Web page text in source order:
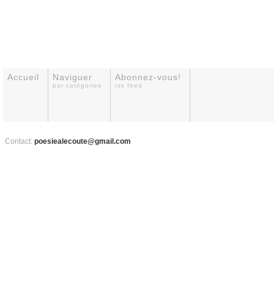
Accueil Naviguer
par catégories
Abonnez-vous!
rss feed
Contact: poesiealecoute@gmail.com